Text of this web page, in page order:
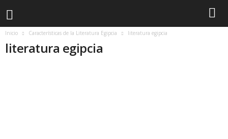
Inicio Características de la Literatura Egipcia literatura egipcia
literatura egipcia